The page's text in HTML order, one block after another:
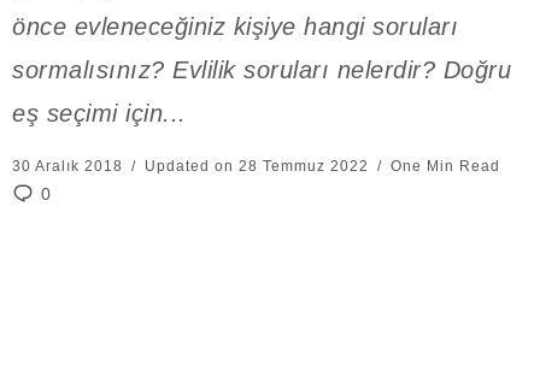
önce evleneceğiniz kişiye hangi soruları
sormalısınız? Evlilik soruları nelerdir? Doğru
eş seçimi için...
30 Aralık 2018 Updated on 28 Temmuz 2022 One Min Read
0